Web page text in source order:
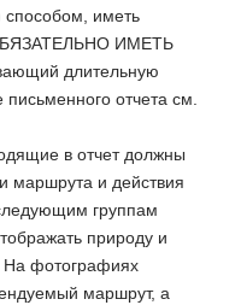
иметь
ИМЕТЬ
длительную
отчета см.
в отчет должны
маршрута и действия
группам
природу и
На фотографиях
маршрут, а